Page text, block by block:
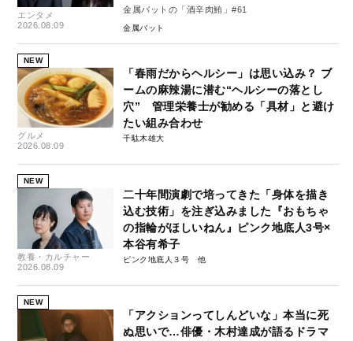
エンタメ
2026.08.09
金属バットの「酒辛肉鮪」#61
金属バット
NEW
グルメ
2026.08.09
「春雨だからヘルシー」は思い込み？ ブ
ームの麻辣湯に潜む“ヘルシーの落とし
穴” 管理栄養士が勧める「具材」と避け
たい組み合わせ
千駄木雄大
NEW
教養・カルチャー
2026.08.09
二十年間演劇で培ってきた「身体を描き
込む技術」を注ぎ込みました『おもちゃ
の指輪がほしいねん』ピンク地底人3号×
本谷有希子
ピンク地底人３号
NEW
「アクションってしんどいな」本当に死
ぬ思いで…俳優・木村達成が語るドラマ